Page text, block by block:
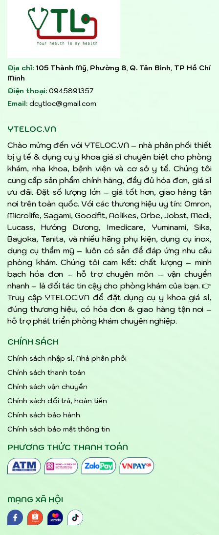
Địa chỉ: 105 Thành Mỹ, Phường 8, Q. Tân Bình, TP Hồ Chí
Minh
Điện thoại: 0945891357
Email: dcytloc@gmail.com
YTELOC.VN
Chào mừng đến với YTELOC.VN – nhà phân phối thiết
bị y tế & dụng cụ y khoa giá sỉ chuyên biệt cho phòng
khám, nha khoa, bệnh viện và cơ sở y tế. Chúng tôi
cung cấp sản phẩm chính hãng, đầy đủ hóa đơn, giá sỉ
ưu đãi. Đặt số lượng lớn – giá tốt hơn, giao hàng tận
nơi trên toàn quốc. Với các thương hiệu uy tín: Omron,
Microlife, Sagami, Goodfit, Aolikes, Orbe, Jobst, Medi,
Lucass, Hướng Dương, Imedicare, Yuminami, Sika,
Bayoka, Tanita, và nhiều hãng phụ kiện, dụng cụ inox,
dụng cụ thẩm mỹ – luôn có sẵn để đáp ứng nhu cầu
phòng khám. Chúng tôi cam kết: chất lượng – minh
bạch hóa đơn – hỗ trợ chuyên môn – vận chuyển
nhanh – là đối tác tin cậy cho phòng khám của bạn. 👉
Truy cập YTELOC.VN để đặt dụng cụ y khoa giá sỉ,
đúng thương hiệu, có hóa đơn & giao hàng tận nơi –
hỗ trợ phát triển phòng khám chuyên nghiệp.
CHÍNH SÁCH
Chính sách nhập sỉ, Nhà phân phối
Chính sách thanh toán
Chính sách vận chuyển
Chính sách đổi trả, hoàn tiền
Chính sách bảo hành
Chính sách bảo mật thông tin
PHƯƠNG THỨC THANH TOÁN
MẠNG XÃ HỘI